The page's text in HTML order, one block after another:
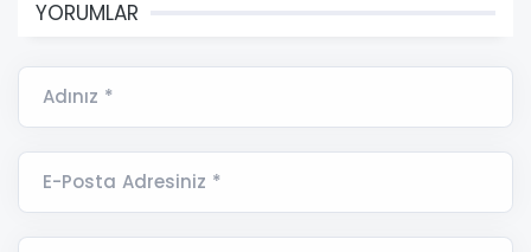
YORUMLAR
Adınız *
E-Posta Adresiniz *